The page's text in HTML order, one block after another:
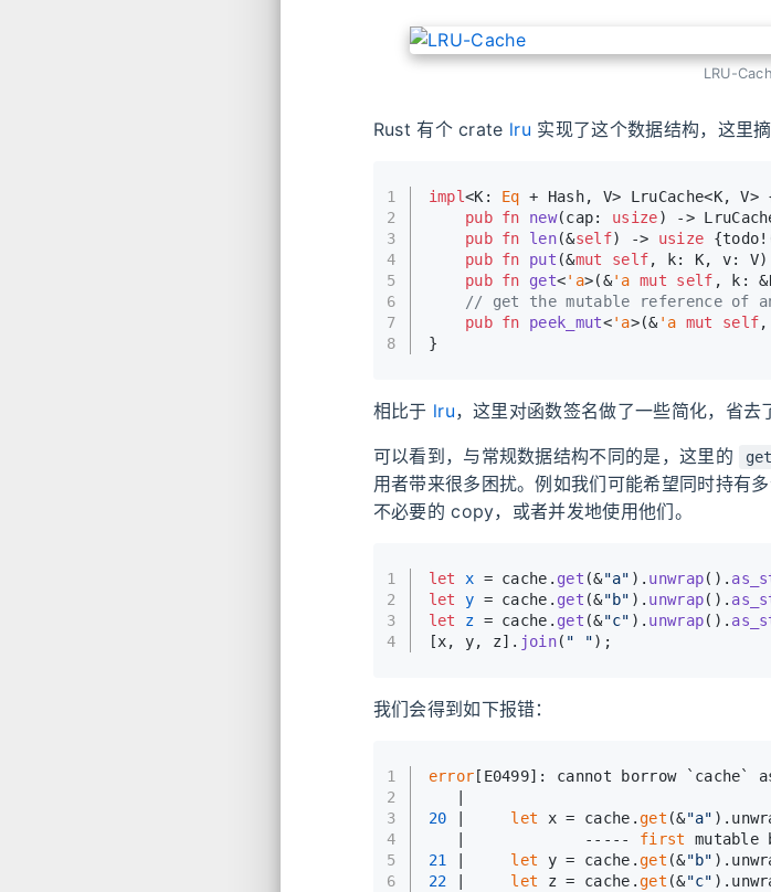
LRU-
Rust 有个 crate lru 实现了这个数据结构，这里
1
2
3
4
5
6
7
8
impl<K: Eq + Hash, V> LruCache<K, V>
pub fn new(cap: usize) ->
pub fn len(&self) -> usize
pub fn put (&mut self, k: K, v: V)
pub fn get<'a>(&'a mut self , k:
// get the mutable reference of
pub fn peek_mut<'a>(&'a mut self,
}
相比于 lru，这里对函数签名做了一些简化，省去
可以看到，与常规数据结构不同的是，这里的 get
用者带来很多困扰。例如我们可能希望同时持有
不必要的 copy，或者并发地使用他们。
1
2
3
4
let x = cache. get (&"a" ). unwrap().
let
y = cache. get (&"b" ). unwrap().
let
z = cache. get (&"c" ). unwrap().
[x, y, z]. join( " ");
我们会得到如下报错：
1
2
3
4
5
6
error [E0499]: cannot borrow `cache`
20
let x = cache.get (&"a"
   |             -----
first mutable
21
let y = cache.get (&"b"
22
let z = cache.get (&"c"